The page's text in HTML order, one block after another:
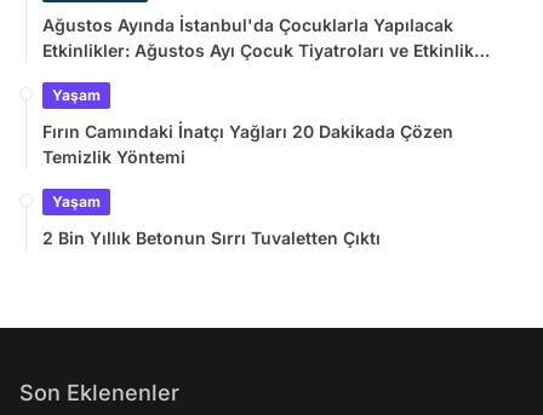
Ağustos Ayında İstanbul'da Çocuklarla Yapılacak
Etkinlikler: Ağustos Ayı Çocuk Tiyatroları ve Etkinlik
Yaşam
Fırın Camındaki İnatçı Yağları 20 Dakikada Çözen
Temizlik Yöntemi
Yaşam
2 Bin Yıllık Betonun Sırrı Tuvaletten Çıktı
Son Eklenenler